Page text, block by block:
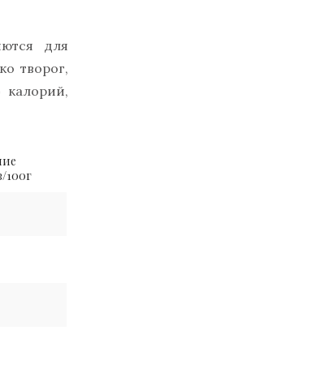
для
творог,
калорий,
100г